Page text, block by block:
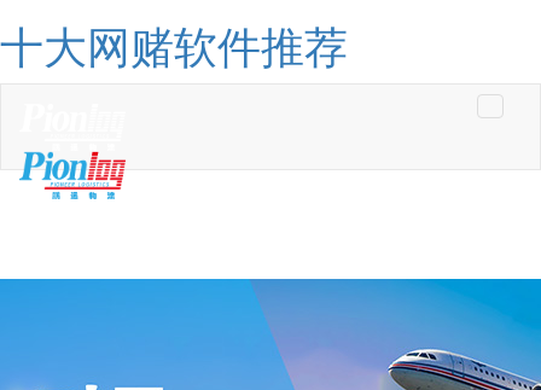
十大网赌软件推荐